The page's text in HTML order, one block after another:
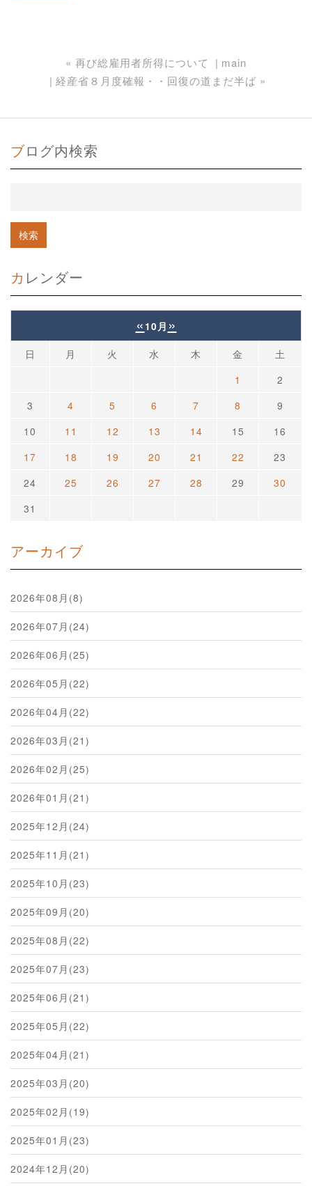
« 再び総雇用者所得について
main
経産省８月度確報・・回復の道まだ半ば »
ブログ内検索
カレンダー
« 10月 »
日 月 火 水 木 金
土
1
2
3
4 5 6 7 8
9
10
11 12 13 14 15
16
17
18 19 20 21 22
23
24
25 26 27 28 29
30
31
アーカイブ
2026年08月(8)
2026年07月(24)
2026年06月(25)
2026年05月(22)
2026年04月(22)
2026年03月(21)
2026年02月(25)
2026年01月(21)
2025年12月(24)
2025年11月(21)
2025年10月(23)
2025年09月(20)
2025年08月(22)
2025年07月(23)
2025年06月(21)
2025年05月(22)
2025年04月(21)
2025年03月(20)
2025年02月(19)
2025年01月(23)
2024年12月(20)